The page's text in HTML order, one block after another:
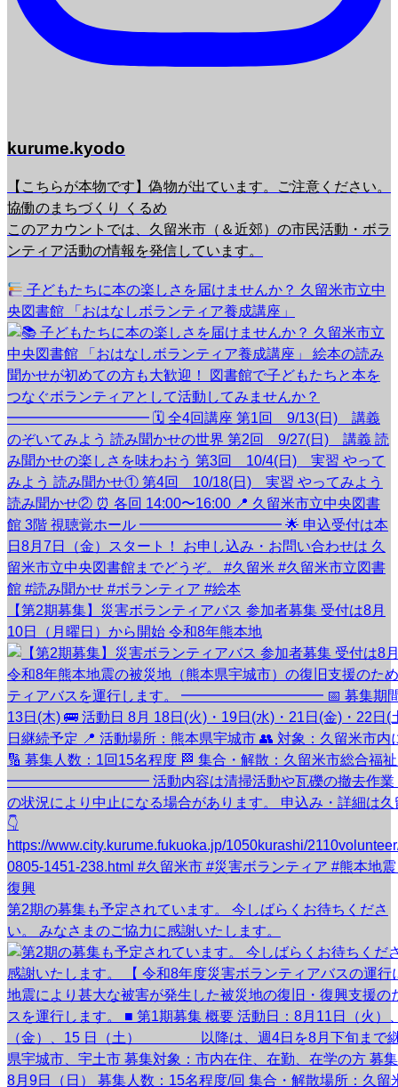
kurume.kyodo
【こちらが本物です】偽物が出ています。ご注意ください。
協働のまちづくり くるめ
このアカウントでは、久留米市（＆近郊）の市民活動・ボラ
ンティア活動の情報を発信しています。
子どもたちに本の楽しさを届けませんか？ 久留米市立中
央図書館 「おはなしボランティア養成講座」
【第2期募集】災害ボランティアバス 参加者募集 受付は8月
10日（月曜日）から開始 令和8年熊本地
第2期の募集も予定されています。 今しばらくお待ちくださ
い。 みなさまのご協力に感謝いたします。